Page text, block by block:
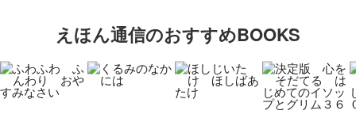
えほん通信のおすすめBOOKS